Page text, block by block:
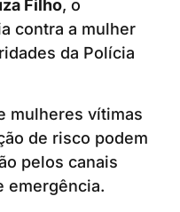
Filho, o
contra a mulher
da Polícia
mulheres vítimas
de risco podem
pelos canais
emergência.